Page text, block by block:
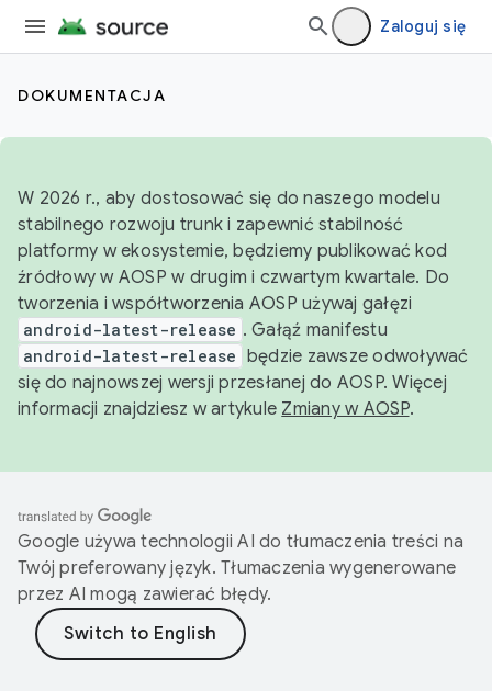
Zaloguj się
DOKUMENTACJA
W 2026 r., aby dostosować się do naszego modelu
stabilnego rozwoju trunk i zapewnić stabilność
platformy w ekosystemie, będziemy publikować kod
źródłowy w AOSP w drugim i czwartym kwartale. Do
tworzenia i współtworzenia AOSP używaj gałęzi
android-latest-release . Gałąź manifestu
android-latest-release będzie zawsze odwoływać
się do najnowszej wersji przesłanej do AOSP. Więcej
informacji znajdziesz w artykule Zmiany w AOSP.
Google używa technologii AI do tłumaczenia treści na
Twój preferowany język. Tłumaczenia wygenerowane
przez AI mogą zawierać błędy.